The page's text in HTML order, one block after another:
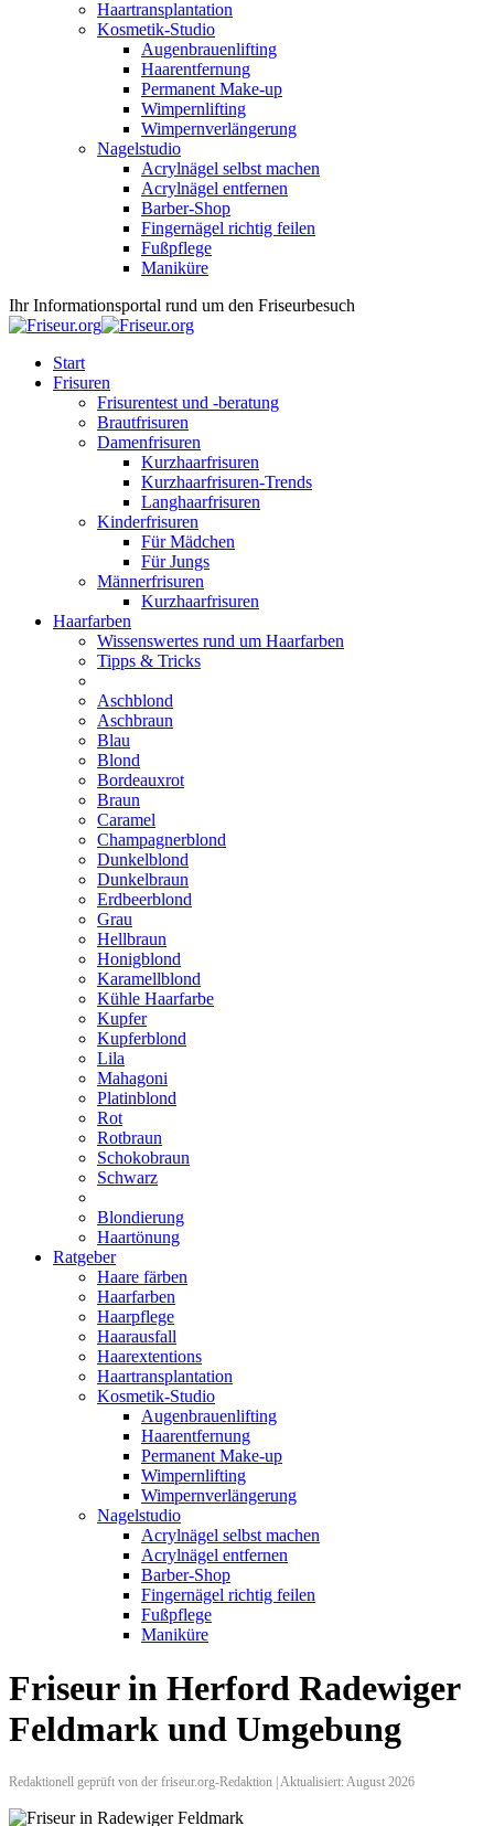
Haartransplantation
Kosmetik-Studio
Augenbrauenlifting
Haarentfernung
Permanent Make-up
Wimpernlifting
Wimpernverlängerung
Nagelstudio
Acrylnägel selbst machen
Acrylnägel entfernen
Barber-Shop
Fingernägel richtig feilen
Fußpflege
Maniküre
Ihr Informationsportal rund um den Friseurbesuch
Start
Frisuren
Frisurentest und -beratung
Brautfrisuren
Damenfrisuren
Kurzhaarfrisuren
Kurzhaarfrisuren-Trends
Langhaarfrisuren
Kinderfrisuren
Für Mädchen
Für Jungs
Männerfrisuren
Kurzhaarfrisuren
Haarfarben
Wissenswertes rund um Haarfarben
Tipps & Tricks
Aschblond
Aschbraun
Blau
Blond
Bordeauxrot
Braun
Caramel
Champagnerblond
Dunkelblond
Dunkelbraun
Erdbeerblond
Grau
Hellbraun
Honigblond
Karamellblond
Kühle Haarfarbe
Kupfer
Kupferblond
Lila
Mahagoni
Platinblond
Rot
Rotbraun
Schokobraun
Schwarz
Blondierung
Haartönung
Ratgeber
Haare färben
Haarfarben
Haarpflege
Haarausfall
Haarextentions
Haartransplantation
Kosmetik-Studio
Augenbrauenlifting
Haarentfernung
Permanent Make-up
Wimpernlifting
Wimpernverlängerung
Nagelstudio
Acrylnägel selbst machen
Acrylnägel entfernen
Barber-Shop
Fingernägel richtig feilen
Fußpflege
Maniküre
Friseur in Herford Radewiger
Feldmark und Umgebung
Redaktionell geprüft von der friseur.org-Redaktion | Aktualisiert: August 2026